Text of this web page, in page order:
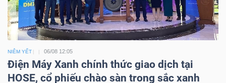
NIÊM YẾT 06/08 12:05
Điện Máy Xanh chính thức giao dịch tại
HOSE, cổ phiếu chào sàn trong sắc xanh